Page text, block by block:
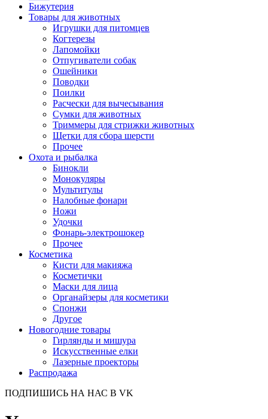
Бижутерия
Товары для животных
Игрушки для питомцев
Когтерезы
Лапомойки
Отпугиватели собак
Ошейники
Поводки
Поилки
Расчески для вычесывания
Сумки для животных
Триммеры для стрижки животных
Щетки для сбора шерсти
Прочее
Охота и рыбалка
Бинокли
Монокуляры
Мультитулы
Налобные фонари
Ножи
Удочки
Фонарь-электрошокер
Прочее
Косметика
Кисти для макияжа
Косметички
Маски для лица
Органайзеры для косметики
Спонжи
Другое
Новогодние товары
Гирлянды и мишура
Искусственные елки
Лазерные проекторы
Распродажа
ПОДПИШИСЬ НА НАС В VK